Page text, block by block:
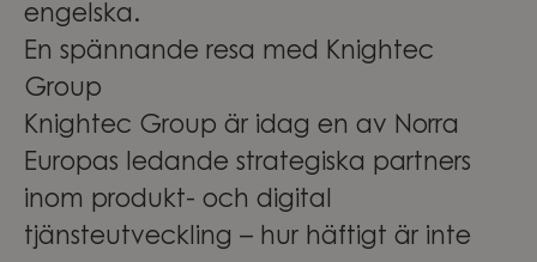
engelska.
En spännande resa med Knightec
Group
Knightec Group är idag en av Norra
Europas ledande strategiska partners
inom produkt- och digital
tjänsteutveckling – hur häftigt är inte